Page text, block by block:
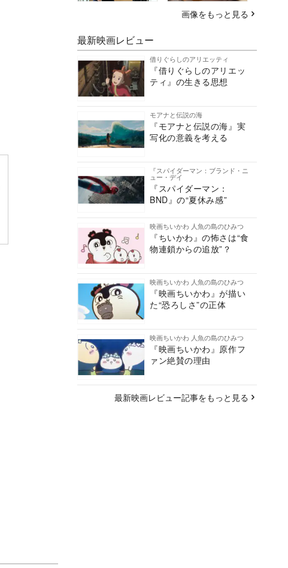
画像をもっと見る
最新映画レビュー
借りぐらしのアリエッティ
『借りぐらしのアリエッ
ティ』の生きる思想
モアナと伝説の海
『モアナと伝説の海』実
写化の意義を考える
『スパイダーマン：ブランド・ニ
ュー・デイ
『スパイダーマン：
BND』の“夏休み感”
映画ちいかわ 人魚の島のひみつ
『ちいかわ』の怖さは“食
物連鎖からの追放”？
映画ちいかわ 人魚の島のひみつ
『映画ちいかわ』が描い
た“恐ろしさ”の正体
映画ちいかわ 人魚の島のひみつ
『映画ちいかわ』原作フ
ァン絶賛の理由
最新映画レビュー記事をもっと見る